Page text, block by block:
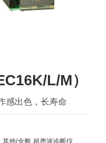
L/M）
感出色，长寿命
其他/全般 超声波诊断仪